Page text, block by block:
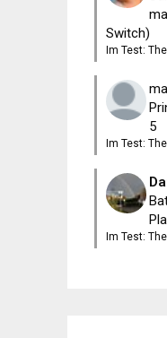
Switch)
Im Test:
5
Im Test:
Im Test: